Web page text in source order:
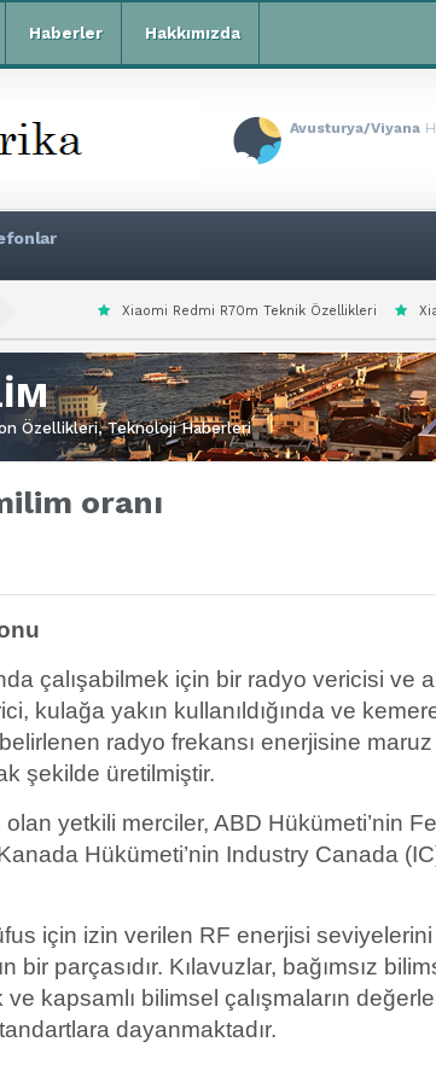
Haberler Hakkımızda
Avusturya/Viyana
Xiaomi Redmi R70m Teknik Özellikleri Xiaomi Redmi R70
Özellikleri, Teknoloji Haberleri
oranı
çalışabilmek için bir radyo vericisi ve
kulağa yakın kullanıldığında ve
radyo frekansı enerjisine
şekilde üretilmiştir.
yetkili merciler, ABD Hükümeti’nin
Hükümeti’nin Industry Canada
için izin verilen RF enerjisi
bir parçasıdır. Kılavuzlar, bağımsız
kapsamlı bilimsel çalışmaların
dayanmaktadır.